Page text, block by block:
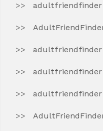
adultfriendfinder
adultfriendfinder
adultfriendfinder
adultfriendfinder